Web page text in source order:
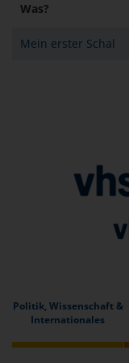
Was?
Mein erster Schal
Politik, Wissenschaft &
Internationales